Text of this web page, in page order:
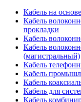
Кабель на
Кабель
прокладки
Кабель
Кабель
(магистральный)
Кабель
Кабель
Кабель
Кабель для
Кабель